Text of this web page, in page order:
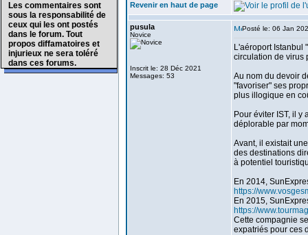
Les commentaires sont
sous la responsabilité de
ceux qui les ont postés
dans le forum. Tout
propos diffamatoires et
injurieux ne sera toléré
dans ces forums.
Revenir en haut de page
pusula
Novice
Inscrit le: 28 Déc 2021
Messages: 53
Posté le: 06 Jan
L'aéroport Istanbul
circulation de virus
Au nom du devoir
"favoriser" ses
plus illogique en
Pour éviter IST, il
déplorable par
Avant, il existait
des destinations
à potentiel
En 2014,
https://
En 2015,
https://
Cette compagnie
expatriés pour ces